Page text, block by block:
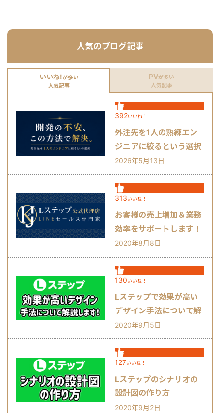
人気のブログ記事
いいね!が多い
人気記事
PVが多い
人気記事
392いいね！
外注先を1人の熟練エン
ジニアに絞るという選択
肢
2026年5月13日
313いいね！
お客様の売上増加＆業務
効率をサポートします！
2020年8月8日
130いいね！
Lステップで効果が高い
デザイン手法について解
説します！
2020年9月5日
127いいね！
Lステップのシナリオの
設計図の作り方
2020年9月2日